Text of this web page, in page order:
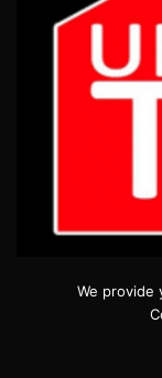
We provide